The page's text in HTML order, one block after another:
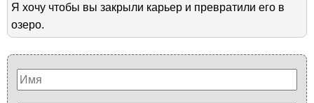
Я хочу чтобы вы закрыли карьер и превратили его в
озеро.